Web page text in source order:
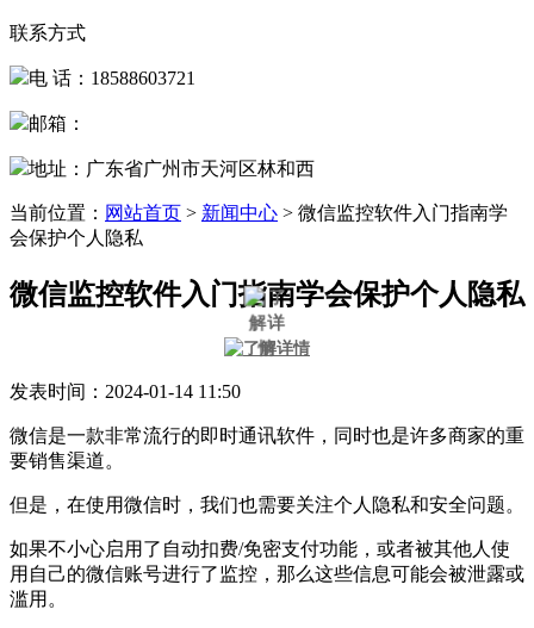
联系方式
电 话：18588603721
邮箱：
地址：广东省广州市天河区林和西
当前位置： 网站首页 > 新闻中心 > 微信监控软件入门指南学
会保护个人隐私
微信监控软件入门指南学会保护个人隐私
发表时间：2024-01-14 11:50
微信是一款非常流行的即时通讯软件，同时也是许多商家的重
要销售渠道。
但是，在使用微信时，我们也需要关注个人隐私和安全问题。
如果不小心启用了自动扣费/免密支付功能，或者被其他人使
用自己的微信账号进行了监控，那么这些信息可能会被泄露或
滥用。